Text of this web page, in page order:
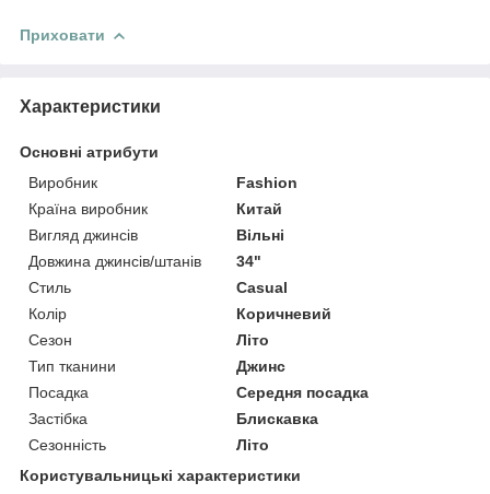
Приховати
Характеристики
Основні атрибути
Виробник
Fashion
Країна виробник
Китай
Вигляд джинсів
Вільні
Довжина джинсів/штанів
34"
Стиль
Casual
Колір
Коричневий
Сезон
Літо
Тип тканини
Джинс
Посадка
Середня посадка
Застібка
Блискавка
Сезонність
Літо
Користувальницькі характеристики